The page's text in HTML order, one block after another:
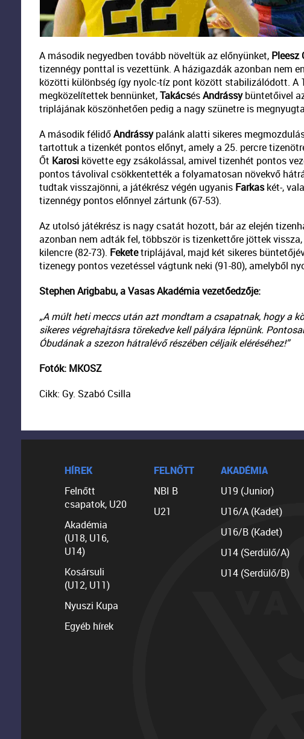
A második negyedben tovább növeltük az előnyünket, Pleesz
tizennégy ponttal is vezettünk. A házigazdák azonban nem
közötti különbség így nyolc-tíz pont között stabilizálódott. A
megközelítettek bennünket,TakácsésAndrássybüntetőivel
triplájának köszönhetően pedig a nagy szünetre is
A második félidőAndrássypalánk alatti sikeres
tartottuk a tizenkét pontos előnyt, amely a 25. percre
Őt Karosikövette egy zsákolással, amivel tizenhét pontos
pontos távolival csökkentették a folyamatosan növekvő
tudtak visszajönni, a játékrész végén ugyanis Farkaskét-,
tizennégy pontos előnnyel zártunk (67-53).
Az utolsó játékrész is nagy csatát hozott, bár az elején
azonban nem adták fel, többször is tizenkettőre jöttek
kilencre (82-73). Feketetriplájával, majd két sikeres
tizenegy pontos vezetéssel vágtunk neki (91-80), amelyből
Stephen Arigbabu, a Vasas Akadémia vezetőedzője:
„A múlt heti meccs után azt mondtam a csapatnak, hogy a
sikeres végrehajtásra törekedve kell pályára lépnünk.
Óbudának a szezon hátralévő részében céljaik eléréséhez!”
Fotók: MKOSZ
Cikk: Gy. Szabó Csilla
HÍREK
Felnőtt
csapatok, U20
Akadémia
(U18, U16,
U14)
Kosársuli
(U12, U11)
Nyuszi Kupa
Egyéb hírek
FELNŐTT
NBI B
U21
AKADÉMIA
U19 (Junior)
U16/A (Kadet)
U16/B (Kadet)
U14 (Serdülő/A)
U14 (Serdülő/B)